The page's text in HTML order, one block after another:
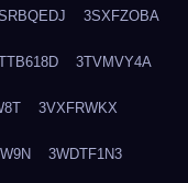
3SXFZOBA
3TVMVY4A
3VXFRWKX
3WDTF1N3